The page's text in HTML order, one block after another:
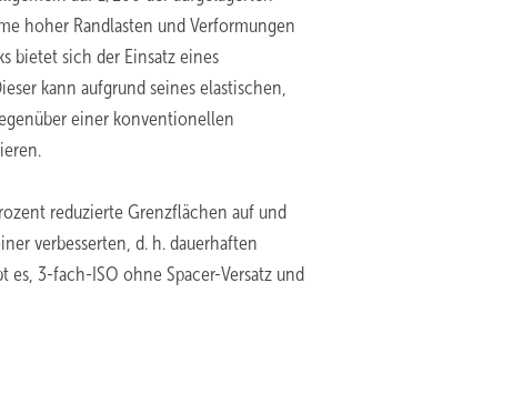
hoher Randlasten und Verformungen
bietet sich der Einsatz eines
kann aufgrund seines elastischen,
einer konventionellen
reduzierte Grenzflächen auf und
verbesserten, d. h. dauerhaften
3-fach-ISO ohne Spacer-Versatz und